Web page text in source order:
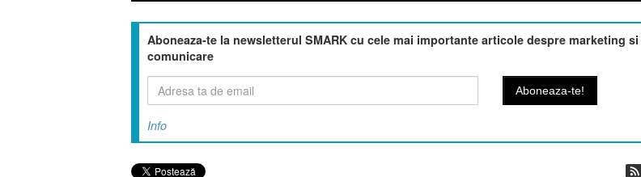
Aboneaza-te la newsletterul SMARK cu cele mai importante articole despre marketing si
comunicare
Info